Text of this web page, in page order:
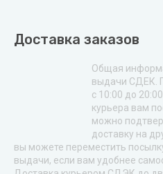
Доставка заказов
Общая
выдачи СДЕК.
с 10:00 до
курьера вам
можно
доставку на
вы можете переместить
выдачи, если вам удобнее